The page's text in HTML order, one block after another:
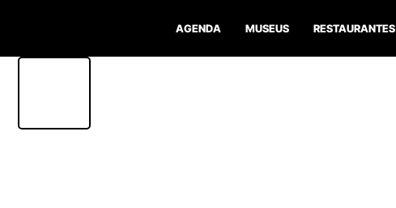
AGENDA MUSEUS RESTAURANTES